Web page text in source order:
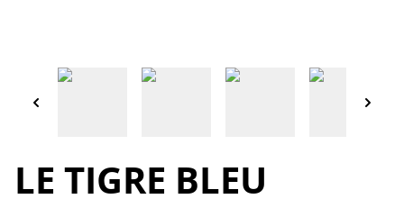
LE TIGRE BLEU